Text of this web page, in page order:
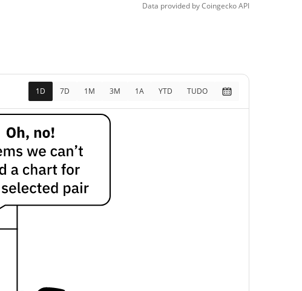
Data provided byCoingeckoAPI
1D 7D 1M 3M 1A YTD TUDO